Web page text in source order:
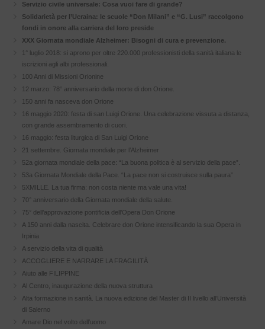
Servizio civile universale: Cosa vuoi fare di grande?
Solidarietà per l’Ucraina: le scuole “Don Milani” e “G. Lusi” raccolgono
fondi in onore alla carriera del loro preside
XXX Giornata mondiale Alzheimer: Bisogni di cura e prevenzione.
1° luglio 2018: si aprono per oltre 220.000 professionisti della sanità italiana le
iscrizioni agli albi professionali.
100 Anni di Missioni Orionine
12 marzo: 78° anniversario della morte di don Orione.
150 anni fa nasceva don Orione
16 maggio 2020: festa di san Luigi Orione. Una celebrazione vissuta a distanza,
con grande assembramento di cuori.
16 maggio: festa liturgica di San Luigi Orione
21 settembre. Giornata mondiale per l’Alzheimer
52a giornata mondiale della pace: “La buona politica è al servizio della pace”.
53a Giornata Mondiale della Pace. “La pace non si costruisce sulla paura”
5XMILLE. La tua firma: non costa niente ma vale una vita!
70° anniversario della Giornata mondiale della salute.
75° dell’approvazione pontificia dell’Opera Don Orione
A 150 anni dalla nascita. Celebrare don Orione intensificando la sua Opera in
Irpinia
A servizio della vita di qualità
ACCOGLIERE E NARRARE LA FRAGILITÀ
Aiuto alle FILIPPINE
Al Centro, inaugurazione della nuova struttura
Alta formazione in sanità. La nuova edizione del Master di II livello all’Università
di Salerno
Amare Dio nel volto dell’uomo